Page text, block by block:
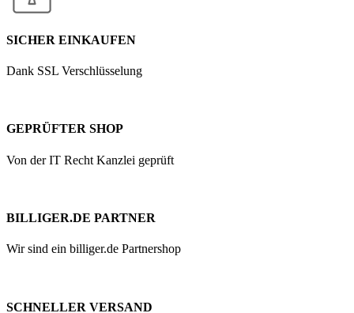
SICHER EINKAUFEN
Dank SSL Verschlüsselung
GEPRÜFTER SHOP
Von der IT Recht Kanzlei geprüft
BILLIGER.DE PARTNER
Wir sind ein billiger.de Partnershop
SCHNELLER VERSAND